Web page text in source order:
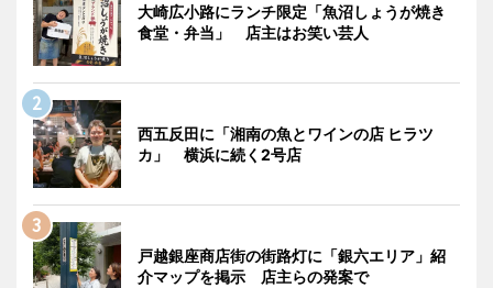
大崎広小路にランチ限定「魚沼しょうが焼き
食堂・弁当」 店主はお笑い芸人
西五反田に「湘南の魚とワインの店 ヒラツ
カ」 横浜に続く2号店
戸越銀座商店街の街路灯に「銀六エリア」紹
介マップを掲示 店主らの発案で